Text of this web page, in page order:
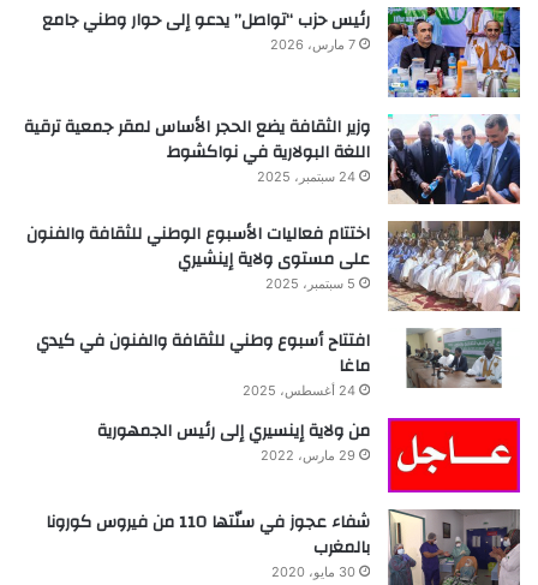
رئيس حزب “تواصل” يدعو إلى حوار وطني جامع
7 مارس، 2026
وزير الثقافة يضع الحجر الأساس لمقر جمعية ترقية
اللغة البولارية في نواكشوط
24 سبتمبر، 2025
اختتام فعاليات الأسبوع الوطني للثقافة والفنون
على مستوى ولاية إينشيري
5 سبتمبر، 2025
افتتاح أسبوع وطني للثقافة والفنون في كيدي
ماغا
24 أغسطس، 2025
من ولاية إينسيري إلى رئيس الجمهورية
29 مارس، 2022
شفاء عجوز في سنّتها 110 من فيروس كورونا
بالمغرب
30 مايو، 2020